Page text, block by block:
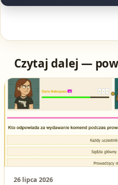
Czytaj dalej —
26 lipca 2026